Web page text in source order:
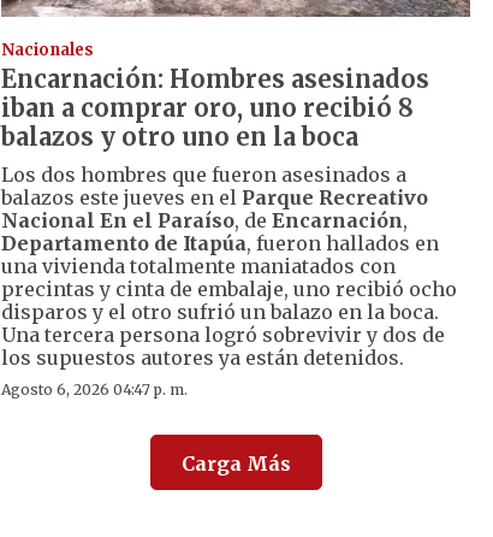
Nacionales
Encarnación: Hombres asesinados
iban a comprar oro, uno recibió 8
balazos y otro uno en la boca
Los dos hombres que fueron asesinados a
balazos este jueves en el Parque Recreativo
Nacional En el Paraíso, deEncarnación,
Departamento de Itapúa, fueron hallados en
una vivienda totalmente maniatados con
precintas y cinta de embalaje, uno recibió ocho
disparos y el otro sufrió un balazo en la boca.
Una tercera persona logró sobrevivir y dos de
los supuestos autores ya están detenidos.
Agosto 6, 2026 04:47 p. m.
Carga Más